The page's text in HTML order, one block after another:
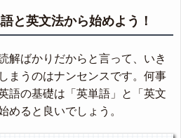
と英文法から始めよう！
解ばかりだからと言って、いき
まうのはナンセンスです。何事
語の基礎は「英単語」と「英文
めると良いでしょう。